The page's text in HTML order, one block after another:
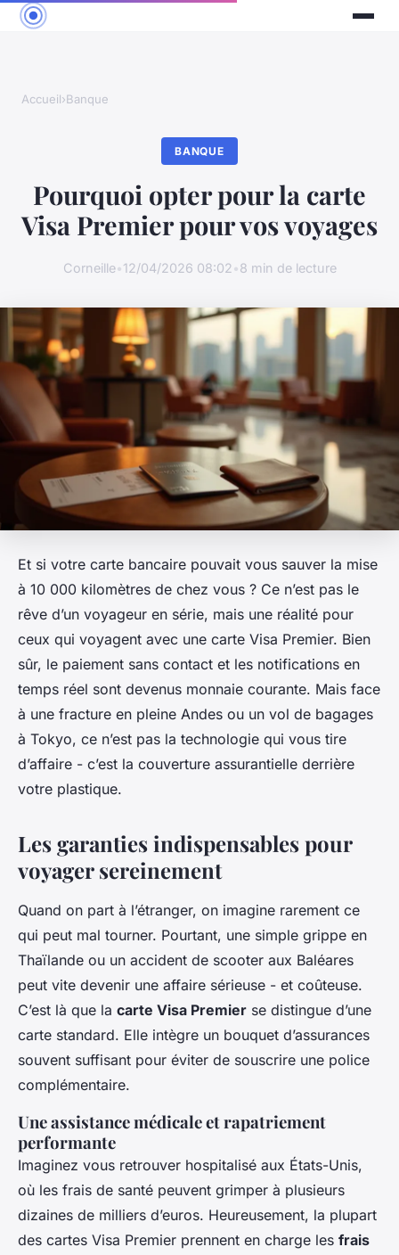
Accueil›Banque
BANQUE
Pourquoi opter pour la carte
Visa Premier pour vos voyages
Corneille•12/04/2026 08:02•8 min de lecture
Et si votre carte bancaire pouvait vous sauver la mise
à 10 000 kilomètres de chez vous ? Ce n’est pas le
rêve d’un voyageur en série, mais une réalité pour
ceux qui voyagent avec une carte Visa Premier. Bien
sûr, le paiement sans contact et les notifications en
temps réel sont devenus monnaie courante. Mais face
à une fracture en pleine Andes ou un vol de bagages
à Tokyo, ce n’est pas la technologie qui vous tire
d’affaire - c’est la couverture assurantielle derrière
votre plastique.
Les garanties indispensables pour
voyager sereinement
Quand on part à l’étranger, on imagine rarement ce
qui peut mal tourner. Pourtant, une simple grippe en
Thaïlande ou un accident de scooter aux Baléares
peut vite devenir une affaire sérieuse - et coûteuse.
C’est là que la carte Visa Premier se distingue d’une
carte standard. Elle intègre un bouquet d’assurances
souvent suffisant pour éviter de souscrire une police
complémentaire.
Une assistance médicale et rapatriement
performante
Imaginez vous retrouver hospitalisé aux États-Unis,
où les frais de santé peuvent grimper à plusieurs
dizaines de milliers d’euros. Heureusement, la plupart
des cartes Visa Premier prennent en charge les frais